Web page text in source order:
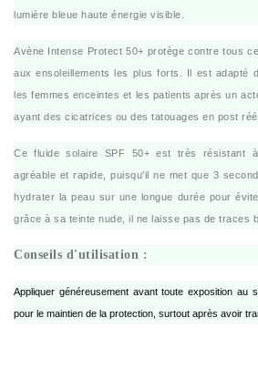
lumière bleue haute énergie visible.
Avène Intense Protect 50+ protège contre tous
aux ensoleillements les plus forts. Il est adapté
les femmes enceintes et les patients après un
ayant des cicatrices ou des tatouages en post
Ce fluide solaire SPF 50+ est très résistant
agréable et rapide, puisqu'il ne met que 3
hydrater la peau sur une longue durée pour
grâce à sa teinte nude, il ne laisse pas de traces
Conseils d'utilisation :
Appliquer généreusement avant toute exposition au
pour le maintien de la protection, surtout après avoir